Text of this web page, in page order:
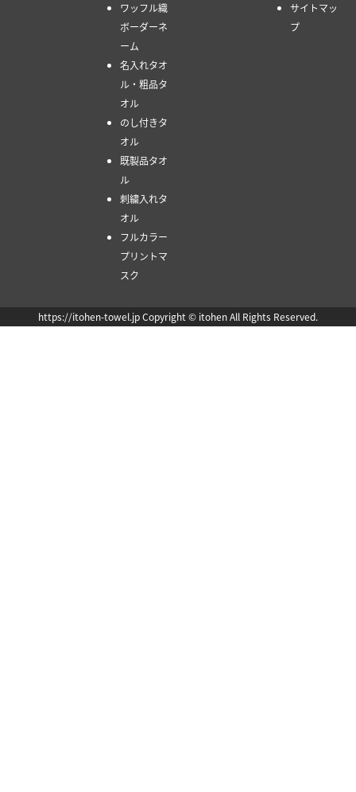
ワッフル織
ボーダーネ
ーム
名入れタオ
ル・粗品タ
オル
のし付きタ
オル
既製品タオ
ル
刺繍入れタ
オル
フルカラー
プリントマ
スク
サイトマッ
プ
https://itohen-towel.jp Copyright © itohen All Rights Reserved.